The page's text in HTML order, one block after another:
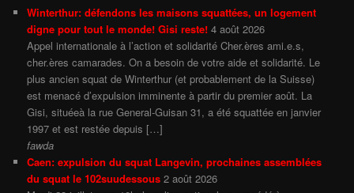
Winterthur: défendons les maisons squattées, un logement
digne pour tout le monde! Gisi reste! 4 août 2026
Appel internationale à l’action et solidarité Cher.ères ami.e.s,
cher.ères camarades. On a besoin de votre aide et solidarité. Le
plus ancien squat de Winterthur (et probablement de la Suisse)
est menacé d’expulsion imminente à partir du premier août. La
Gisi, situéeà la rue General-Guisan 31, a été squattée en janvier
1997 et est restée depuis […]
fawda
Caen: expulsion du squat Langevin, prochaines assemblées
du squat le 102suudessous 2 août 2026